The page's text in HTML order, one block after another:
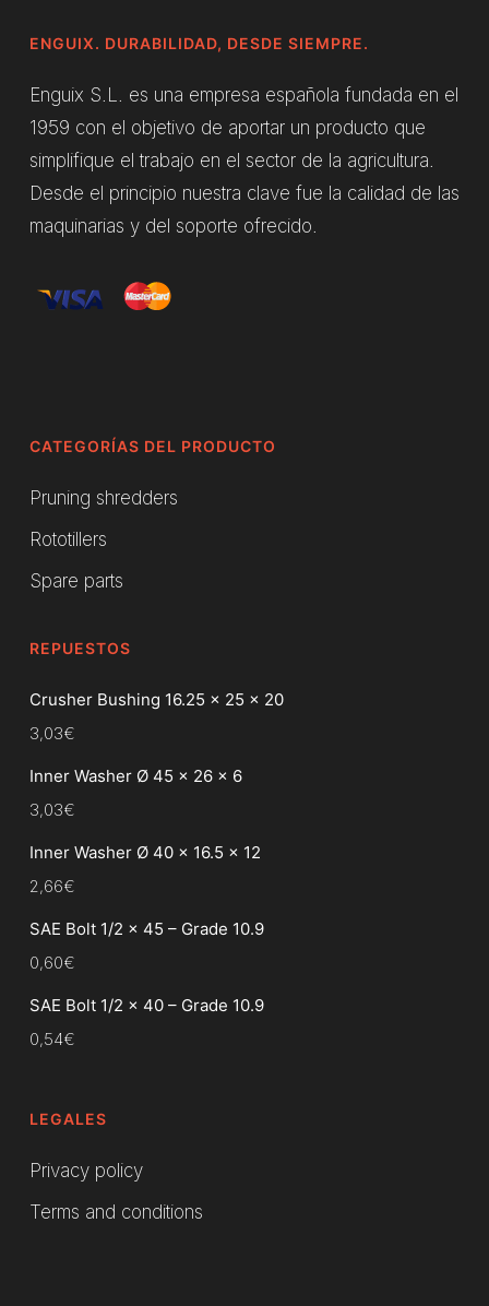
ENGUIX. DURABILIDAD, DESDE SIEMPRE.
Enguix S.L. es una empresa española fundada en el
1959 con el objetivo de aportar un producto que
simplifique el trabajo en el sector de la agricultura.
Desde el principio nuestra clave fue la calidad de las
maquinarias y del soporte ofrecido.
CATEGORÍAS DEL PRODUCTO
Pruning shredders
Rototillers
Spare parts
REPUESTOS
Crusher Bushing 16.25 x 25 x 20
3,03€
Inner Washer Ø 45 x 26 x 6
3,03€
Inner Washer Ø 40 x 16.5 x 12
2,66€
SAE Bolt 1/2 x 45 – Grade 10.9
0,60€
SAE Bolt 1/2 x 40 – Grade 10.9
0,54€
LEGALES
Privacy policy
Terms and conditions